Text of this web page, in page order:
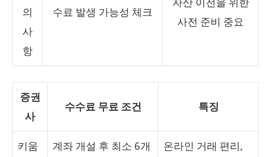
의
사
항
수료 발생 가능성 체크
사전 준비 중요
증권
사
수수료 무료 조건 특징
키움
계좌 개설 후 최소 6개
온라인 거래 편리,